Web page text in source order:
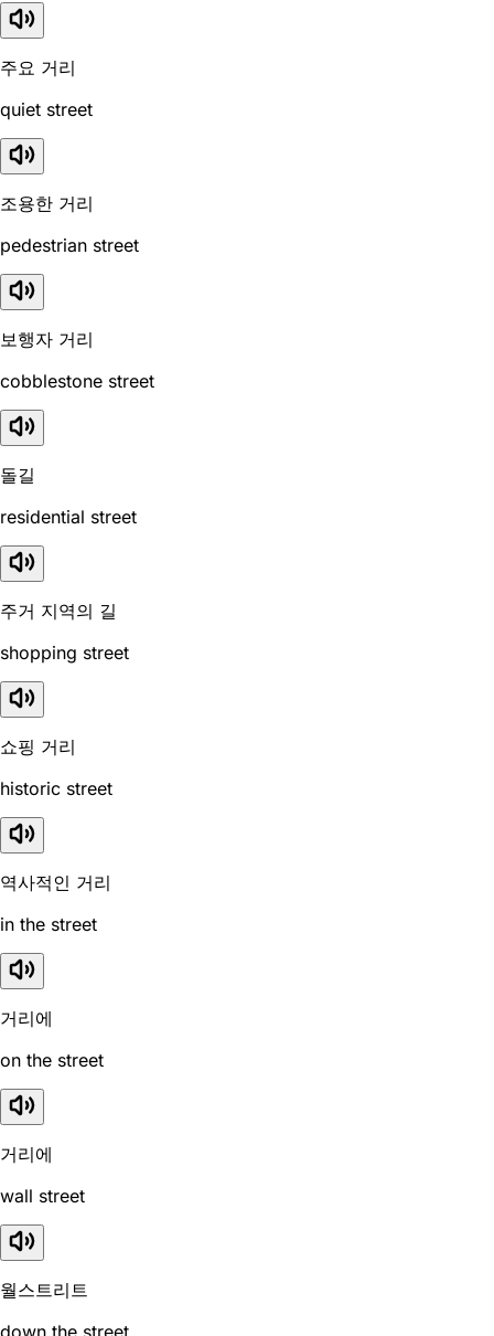
주요 거리
quiet street
조용한 거리
pedestrian street
보행자 거리
cobblestone street
돌길
residential street
주거 지역의 길
shopping street
쇼핑 거리
historic street
역사적인 거리
in the street
거리에
on the street
거리에
wall street
월스트리트
down the street